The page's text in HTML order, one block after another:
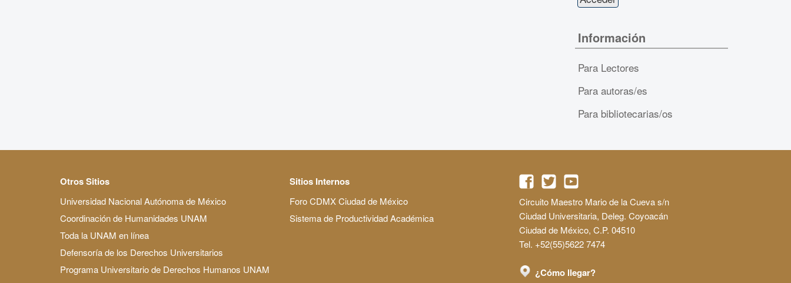
Información
Para Lectores
Para autoras/es
Para bibliotecarias/os
Otros Sitios
Universidad Nacional Autónoma de México
Coordinación de Humanidades UNAM
Toda la UNAM en línea
Defensoría de los Derechos Universitarios
Programa Universitario de Derechos Humanos UNAM
Sitios Internos
Foro CDMX Ciudad de México
Sistema de Productividad Académica
Circuito Maestro Mario de la Cueva s/n
Ciudad Universitaria, Deleg. Coyoacán
Ciudad de México, C.P. 04510
Tel. +52(55)5622 7474
¿Cómo llegar?